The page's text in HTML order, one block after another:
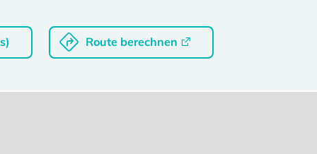
Route berechnen